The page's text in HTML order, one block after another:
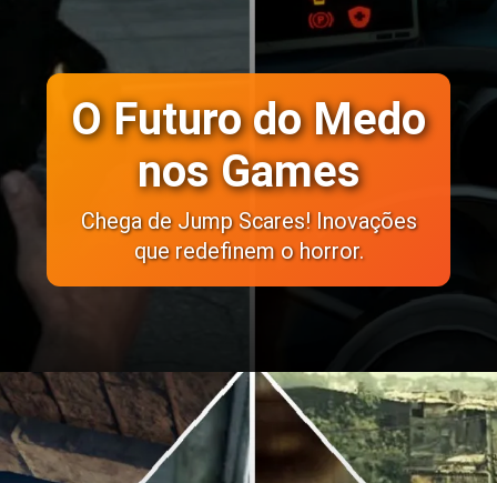
O Futuro do Medo
nos Games
Chega de Jump Scares! Inovações
que redefinem o horror.